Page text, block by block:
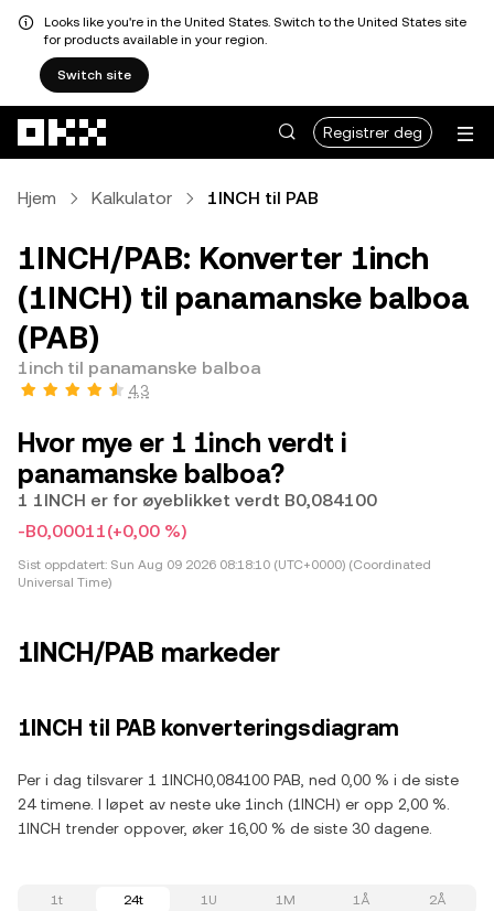
Looks like you're in the United States. Switch to the United States site
for products available in your region.
Switch site
Registrer deg
Hjem Kalkulator 1INCH til PAB
1INCH/PAB: Konverter 1inch
(1INCH) til panamanske balboa
(PAB)
1inch til panamanske balboa
4,3
Hvor mye er 1 1inch verdt i
panamanske balboa?
1 1INCH er for øyeblikket verdt B0,084100
-B0,00011(+0,00 %)
Sist oppdatert: Sun Aug 09 2026 08:18:10 (UTC+0000) (Coordinated
Universal Time)
1INCH/PAB markeder
1INCH til PAB konverteringsdiagram
Per i dag tilsvarer 1 1INCH0,084100 PAB, ned 0,00 % i de siste
24 timene. I løpet av neste uke 1inch (1INCH) er opp 2,00 %.
1INCH trender oppover, øker 16,00 % de siste 30 dagene.
1t 24t 1U 1M 1Å 2Å